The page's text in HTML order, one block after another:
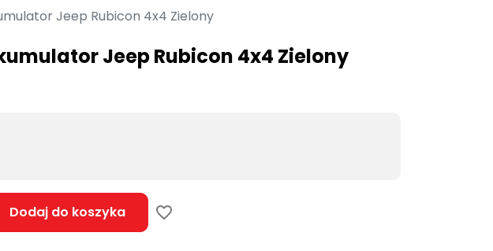
Jeep Rubicon 4x4 Zielony
Jeep Rubicon 4x4 Zielony
Dodaj do koszyka favorite_border